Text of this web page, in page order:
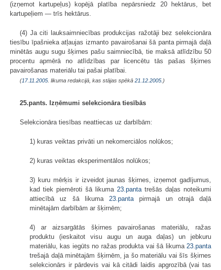
(izņemot kartupeļus) kopējā platība nepārsniedz 20 hektārus, bet
kartupeļiem — trīs hektārus.
(4) Ja citi lauksaimniecības produkcijas ražotāji bez selekcionāra
tiesību īpašnieka atļaujas izmanto pavairošanai šā panta pirmajā daļā
minētās augu sugu šķirnes pašu saimniecībā, tie maksā atlīdzību 50
procentu apmērā no atlīdzības par licencētu tās pašas šķirnes
pavairošanas materiālu tai pašai platībai.
(17.11.2005 . likuma redakcijā, kas stājas spēkā 21.12.2005. )
25.pants. Izņēmumi selekcionāra tiesībās
Selekcionāra tiesības neattiecas uz darbībām:
1) kuras veiktas privāti un nekomerciālos nolūkos;
2) kuras veiktas eksperimentālos nolūkos;
3) kuru mērķis ir izveidot jaunas šķirnes, izņemot gadījumus,
kad tiek piemēroti šā likuma 23.pantatrešās daļas noteikumi
attiecībā uz šā likuma 23.pantapirmajā un otrajā daļā
minētajām darbībām ar šķirnēm;
4) ar aizsargātās šķirnes pavairošanas materiālu, ražas
produktu (ieskaitot visu augu un auga daļas) un jebkuru
materiālu, kas iegūts no ražas produkta vai šā likuma 23.panta
trešajā daļā minētajām šķirnēm, ja šo materiālu vai šīs šķirnes
selekcionārs ir pārdevis vai kā citādi laidis apgrozībā (vai tas